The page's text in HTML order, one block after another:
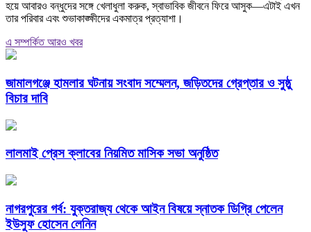
হয়ে আবারও বন্ধুদের সঙ্গে খেলাধুলা করুক, স্বাভাবিক জীবনে ফিরে আসুক—এটাই এখন
তার পরিবার এবং শুভাকাঙ্ক্ষীদের একমাত্র প্রত্যাশা।
এ সম্পর্কিত আরও খবর
জামালগঞ্জে হামলার ঘটনায় সংবাদ সম্মেলন, জড়িতদের গ্রেপ্তার ও সুষ্ঠু
বিচার দাবি
লালমাই প্রেস ক্লাবের নিয়মিত মাসিক সভা অনুষ্ঠিত
নাগরপুরের গর্ব: যুক্তরাজ্য থেকে আইন বিষয়ে স্নাতক ডিগ্রি পেলেন
ইউসুফ হোসেন লেনিন